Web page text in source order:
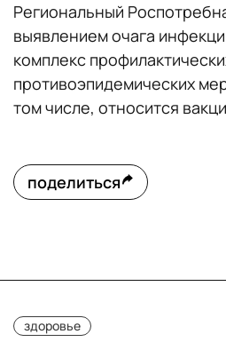
Региональный
выявлением очага
комплекс
противоэпидемических
том числе, относится
поделиться
здоровье